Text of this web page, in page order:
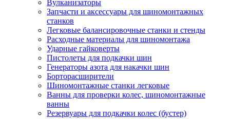
Вулканизаторы
Запчасти и аксессуары для шиномонтажных
станков
Легковые балансировочные станки и стенды
Расходные материалы для шиномонтажа
Ударные гайковерты
Пистолеты для подкачки шин
Генераторы азота для накачки шин
Борторасширители
Шиномонтажные станки легковые
Ванны для проверки колес, шиномонтажные
ванны
Резервуары для подкачки колес (бустер)